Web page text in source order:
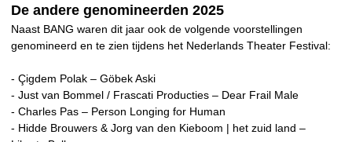
De andere genomineerden 2025
Naast BANG waren dit jaar ook de volgende voorstellingen
genomineerd en te zien tijdens het Nederlands Theater Festival:
- Çigdem Polak – Göbek Aski
- Just van Bommel / Frascati Producties – Dear Frail Male
- Charles Pas – Person Longing for Human
- Hidde Brouwers & Jorg van den Kieboom | het zuid land –